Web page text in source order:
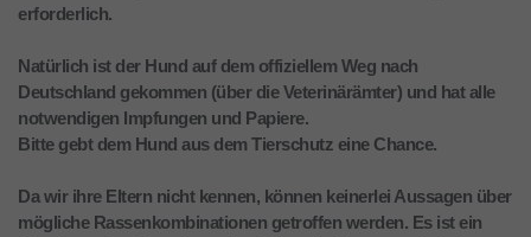
erforderlich.
Natürlich ist der Hund auf dem offiziellem Weg nach
Deutschland gekommen (über die Veterinärämter) und hat alle
notwendigen Impfungen und Papiere.
Bitte gebt dem Hund aus dem Tierschutz eine Chance.
Da wir ihre Eltern nicht kennen, können keinerlei Aussagen über
mögliche Rassenkombinationen getroffen werden. Es ist ein